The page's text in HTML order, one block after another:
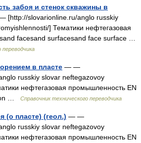
забоя и стенок скважины в
[http://slovarionline.ru/anglo russkiy
] Тематики нефтегазовая
facesand surfacesand face surface …
переводчика
в пласте — —
russkiy slovar neftegazovoy
нефтегазовая промышленность EN
…
Справочник технического переводчика
(о пласте) (геол.) — —
russkiy slovar neftegazovoy
нефтегазовая промышленность EN